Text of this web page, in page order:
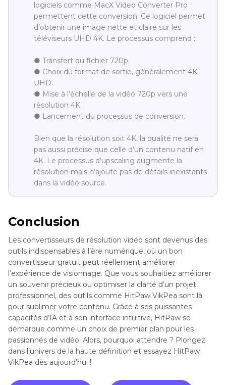
logiciels comme MacX Video Converter Pro
permettent cette conversion. Ce logiciel permet
d’obtenir une image nette et claire sur les
téléviseurs UHD 4K. Le processus comprend :
● Transfert du fichier 720p.
● Choix du format de sortie, généralement 4K
UHD.
● Mise à l’échelle de la vidéo 720p vers une
résolution 4K.
● Lancement du processus de conversion.
Bien que la résolution soit 4K, la qualité ne sera
pas aussi précise que celle d’un contenu natif en
4K. Le processus d’upscaling augmente la
résolution mais n’ajoute pas de détails inexistants
dans la vidéo source.
Conclusion
Les convertisseurs de résolution vidéo sont devenus des
outils indispensables à l’ère numérique, où un bon
convertisseur gratuit peut réellement améliorer
l’expérience de visionnage. Que vous souhaitiez améliorer
un souvenir précieux ou optimiser la clarté d’un projet
professionnel, des outils comme HitPaw VikPea sont là
pour sublimer votre contenu. Grâce à ses puissantes
capacités d’IA et à son interface intuitive, HitPaw se
démarque comme un choix de premier plan pour les
passionnés de vidéo. Alors, pourquoi attendre ? Plongez
dans l’univers de la haute définition et essayez HitPaw
VikPea dès aujourd’hui !